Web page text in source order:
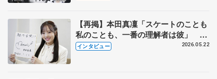
【再掲】本田真凜「スケートのことも
私のことも、一番の理解者は彼」 引
退時の単独インタビューで語った競技
インタビュー 2026.05.22